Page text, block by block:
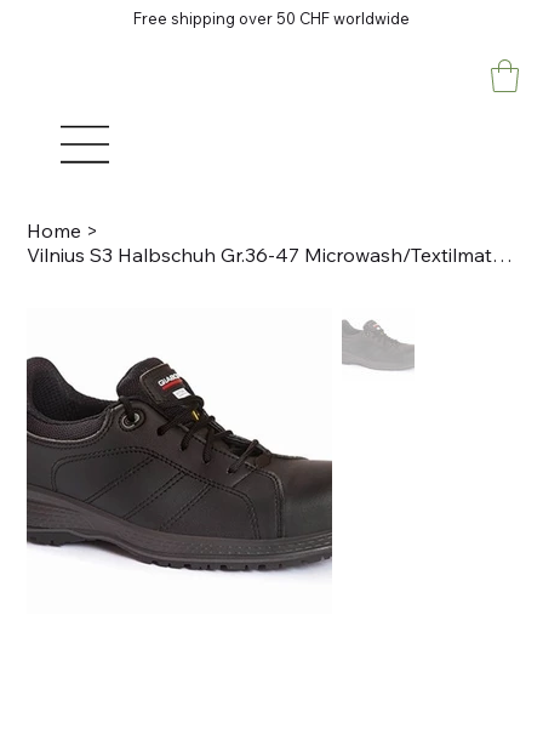
Free shipping over 50 CHF worldwide
Home >
Vilnius S3 Halbschuh Gr.36-47 Microwash/Textilmaterial/black SRC ESD Metallfrei